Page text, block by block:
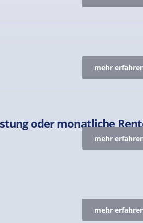
mehr
oder monatliche
mehr
mehr